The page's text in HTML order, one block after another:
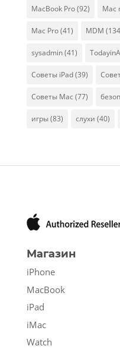
MacBook Pro(92) Mac
Mac Pro(41) MDM
sysadmin(41)
Советы iPad(39)
Советы Mac (77)
игры(83) слухи (40)
Магазин
iPhone
MacBook
iPad
iMac
Watch